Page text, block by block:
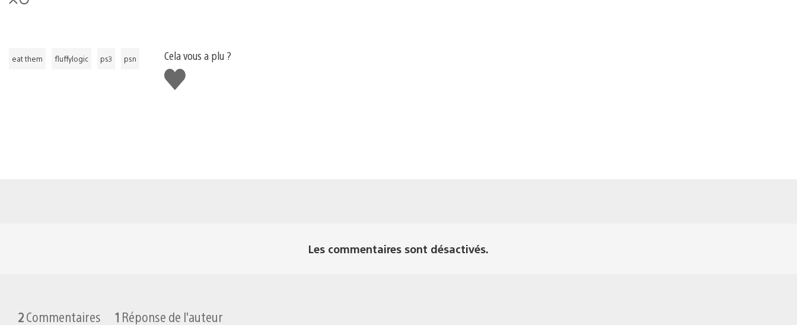
eat them fluffylogic ps3 psn
Cela vous a plu ?
J'aime
Les commentaires sont désactivés.
2Commentaires 1 Réponse de l'auteur